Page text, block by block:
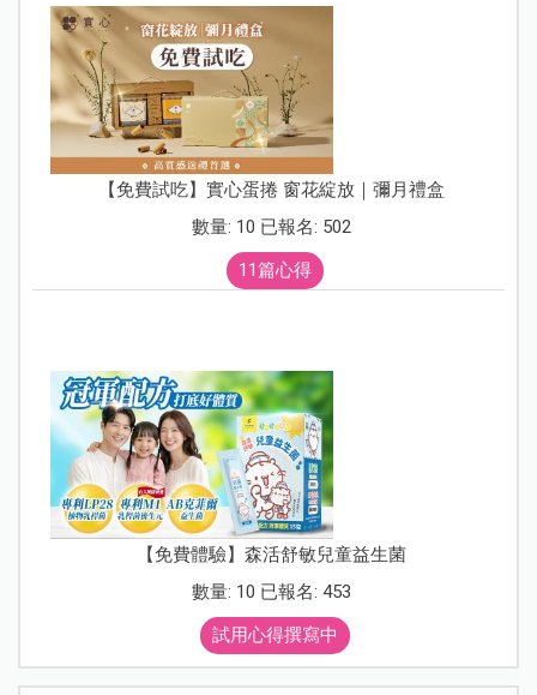
【免費試吃】實心蛋捲 窗花綻放｜彌月禮盒
數量: 10 已報名: 502
11篇心得
【免費體驗】森活舒敏兒童益生菌
數量: 10 已報名: 453
試用心得撰寫中